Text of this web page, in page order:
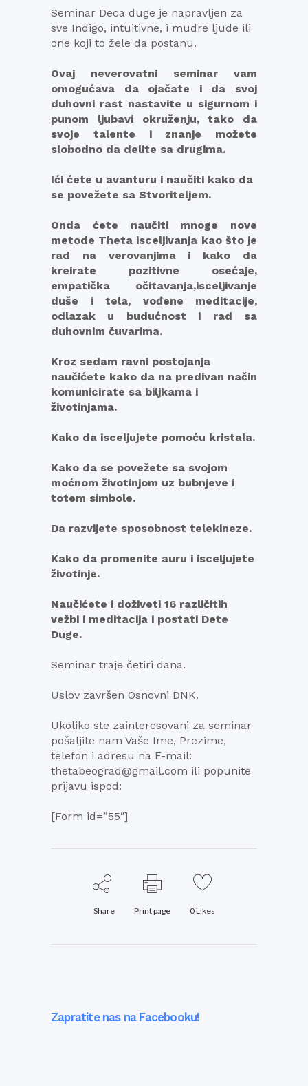
Seminar Deca duge je napravljen za
sve Indigo, intuitivne, i mudre ljude ili
one koji to žele da postanu.
Ovaj neverovatni seminar vam
omogućava da ojačate i da svoj
duhovni rast nastavite u sigurnom i
punom ljubavi okruženju, tako da
svoje talente i znanje možete
slobodno da delite sa drugima.
Ići ćete u avanturu i naučiti kako da
se povežete sa Stvoriteljem.
Onda ćete naučiti mnoge nove
metode Theta isceljivanja kao što je
rad na verovanjima i kako da
kreirate pozitivne osećaje,
empatička očitavanja,isceljivanje
duše i tela, vođene meditacije,
odlazak u budućnost i rad sa
duhovnim čuvarima.
Kroz sedam ravni postojanja
naučićete kako da na predivan način
komunicirate sa biljkama i
životinjama.
Kako da isceljujete pomoću kristala.
Kako da se povežete sa svojom
moćnom životinjom uz bubnjeve i
totem simbole.
Da razvijete sposobnost telekineze.
Kako da promenite auru i isceljujete
životinje.
Naučićete i doživeti 16 različitih
vežbi i meditacija i postati Dete
Duge.
Seminar traje četiri dana.
Uslov završen Osnovni DNK.
Ukoliko ste zainteresovani za seminar
pošaljite nam Vaše Ime, Prezime,
telefon i adresu na E-mail:
thetabeograd@gmail.com ili popunite
prijavu ispod:
[Form id=”55″]
Share Print page 0Likes
Zapratite nas na Facebooku!